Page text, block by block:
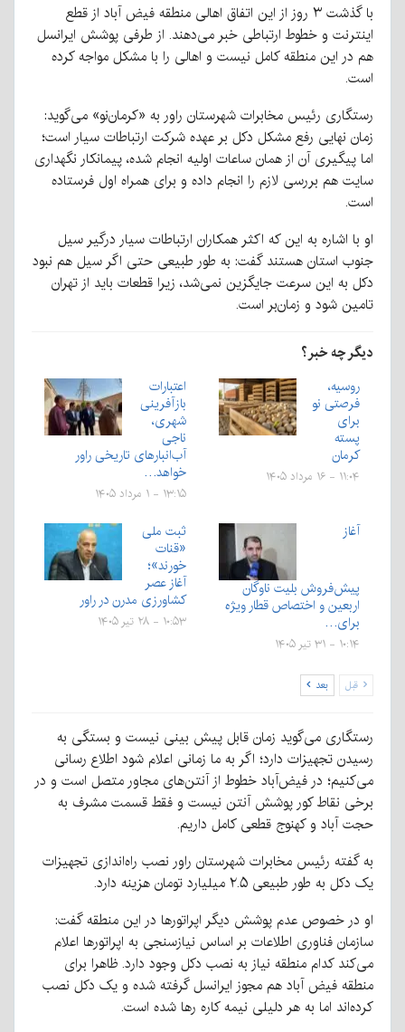
با گذشت ۳ روز از این اتفاق اهالی منطقه فیض آباد از قطع
اینترنت و خطوط ارتباطی خبر می‌دهند. از طرفی پوشش ایرانسل
هم در این منطقه کامل نیست و اهالی را با مشکل مواجه کرده
است.
رستگاری رئیس مخابرات شهرستان راور به «کرمان‌نو» می‌گوید:
زمان نهایی رفع مشکل دکل بر عهده شرکت ارتباطات سیار است؛
اما پیگیری آن از همان ساعات اولیه انجام شده، پیمانکار نگهداری
سایت هم بررسی لازم را انجام داده و برای همراه اول فرستاده
است.
او با اشاره به این که اکثر همکاران ارتباطات سیار درگیر سیل
جنوب استان هستند گفت: به طور طبیعی حتی اگر سیل هم نبود
دکل به این سرعت جایگزین نمی‌شد، زیرا قطعات باید از تهران
تامین شود و زمان‌بر است.
دیگر چه خبر؟
روسیه،
فرصتی نو
برای
پسته
کرمان
۱۱:۰۴ - ۱۶ مرداد ۱۴۰۵
اعتبارات
بازآفرینی
شهری،
ناجی
آب‌انبارهای تاریخی راور
خواهد…
۱۳:۱۵ - ۱ مرداد ۱۴۰۵
آغاز
پیش‌فروش بلیت‌ ناوگان
اربعین و اختصاص قطار ویژه
برای…
۱۰:۱۴ - ۳۱ تیر ۱۴۰۵
ثبت ملی
«قنات
خورند»؛
آغاز عصر
کشاورزی مدرن در راور
۱۰:۵۳ - ۲۸ تیر ۱۴۰۵
قبل بعد
رستگاری می‌گوید زمان قابل پیش بینی نیست و بستگی به
رسیدن تجهیزات دارد؛ اگر به ما زمانی اعلام شود اطلاع رسانی
می‌کنیم؛ در فیض‌آباد خطوط از آنتن‌های مجاور متصل است و در
برخی نقاط کور پوشش آنتن نیست و فقط قسمت مشرف به
حجت آباد و کهنوج قطعی کامل داریم.
به گفته رئیس مخابرات شهرستان راور نصب راه‌اندازی تجهیزات
یک دکل به طور طبیعی ۲.۵ میلیارد تومان هزینه دارد.
او در خصوص عدم پوشش دیگر اپراتورها در این منطقه گفت:
سازمان فناوری اطلاعات بر اساس نیازسنجی به اپراتور‌ها اعلام
می‌کند کدام منطقه نیاز به نصب دکل وجود دارد. ظاهرا برای
منطقه فیض آباد هم مجوز ایرانسل گرفته شده و یک دکل نصب
کرده‌اند اما به هر دلیلی نیمه کاره رها شده است.